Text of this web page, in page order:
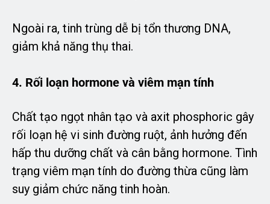
Ngoài ra, tinh trùng dễ bị tổn thương DNA,
giảm khả năng thụ thai.
4. Rối loạn hormone và viêm mạn tính
Chất tạo ngọt nhân tạo và axit phosphoric gây
rối loạn hệ vi sinh đường ruột, ảnh hưởng đến
hấp thu dưỡng chất và cân bằng hormone. Tình
trạng viêm mạn tính do đường thừa cũng làm
suy giảm chức năng tinh hoàn.